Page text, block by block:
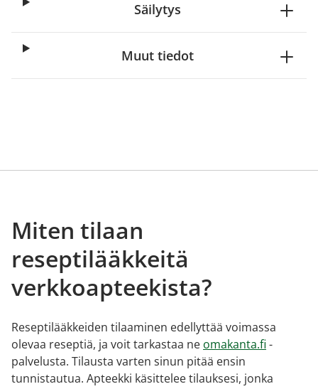
Säilytys
Muut tiedot
Miten tilaan
reseptilääkkeitä
verkkoapteekista?
Reseptilääkkeiden tilaaminen edellyttää voimassa
olevaa reseptiä, ja voit tarkastaa ne omakanta.fi -
palvelusta. Tilausta varten sinun pitää ensin
tunnistautua. Apteekki käsittelee tilauksesi, jonka